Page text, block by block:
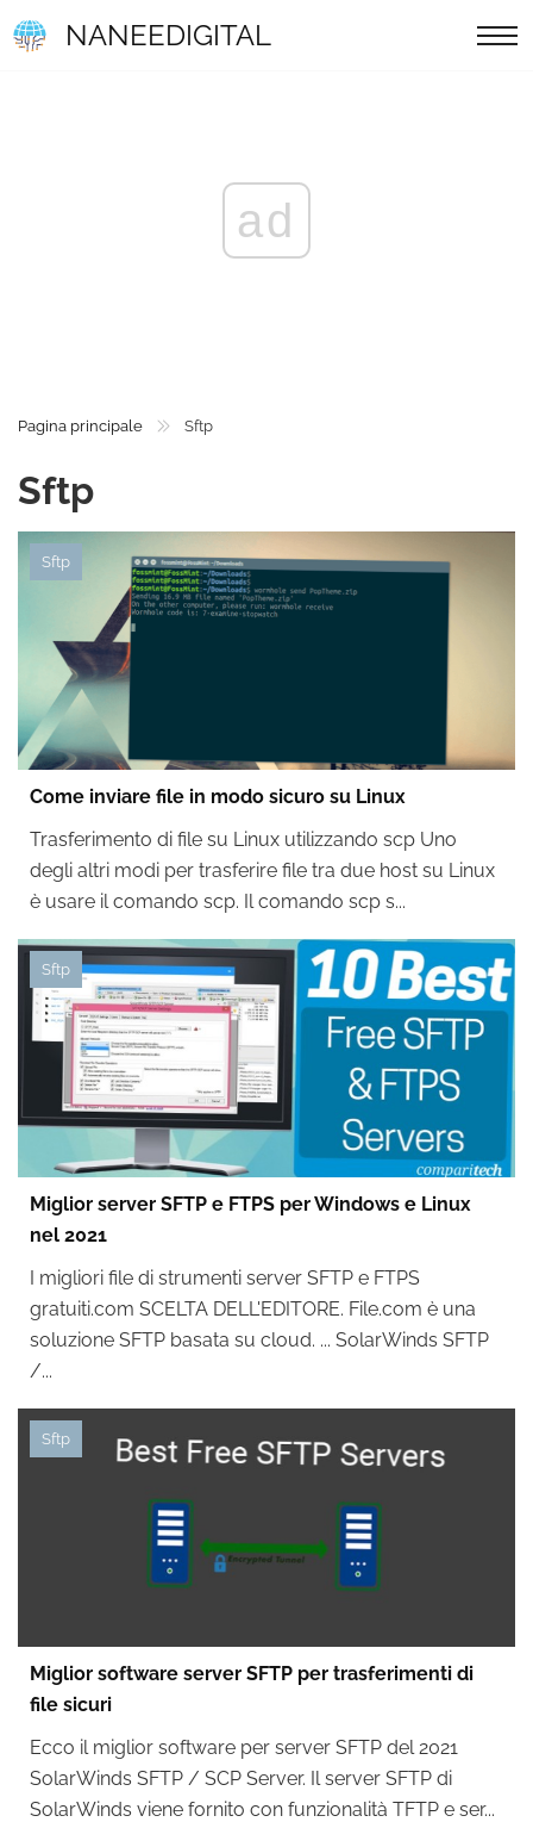
NANEEDIGITAL
ad
Pagina principale Sftp
Sftp
Sftp
Come inviare file in modo sicuro su Linux
Trasferimento di file su Linux utilizzando scp Uno
degli altri modi per trasferire file tra due host su Linux
è usare il comando scp. Il comando scp s...
Sftp
Miglior server SFTP e FTPS per Windows e Linux
nel 2021
I migliori file di strumenti server SFTP e FTPS
gratuiti.com SCELTA DELL'EDITORE. File.com è una
soluzione SFTP basata su cloud. ... SolarWinds SFTP
/...
Sftp
Miglior software server SFTP per trasferimenti di
file sicuri
Ecco il miglior software per server SFTP del 2021
SolarWinds SFTP / SCP Server. Il server SFTP di
SolarWinds viene fornito con funzionalità TFTP e ser...